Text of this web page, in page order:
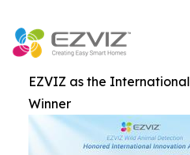
EZVIZ as the
Winner